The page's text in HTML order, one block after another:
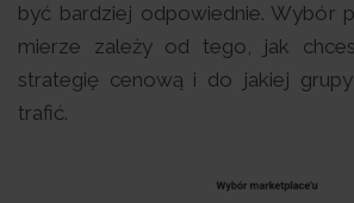
być bardziej odpowiednie. Wybór
mierze zależy od tego, jak
strategię cenową i do jakiej
trafić.